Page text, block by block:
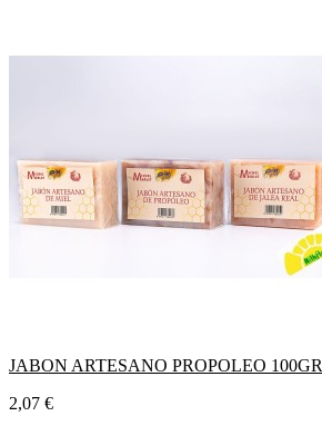
JABON ARTESANO PROPOLEO 100GR
Precio
2,07 €